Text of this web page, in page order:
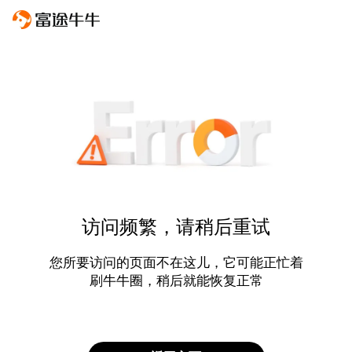
访问频繁，请稍后重试
您所要访问的页面不在这儿，它可能正忙着
刷牛牛圈，稍后就能恢复正常